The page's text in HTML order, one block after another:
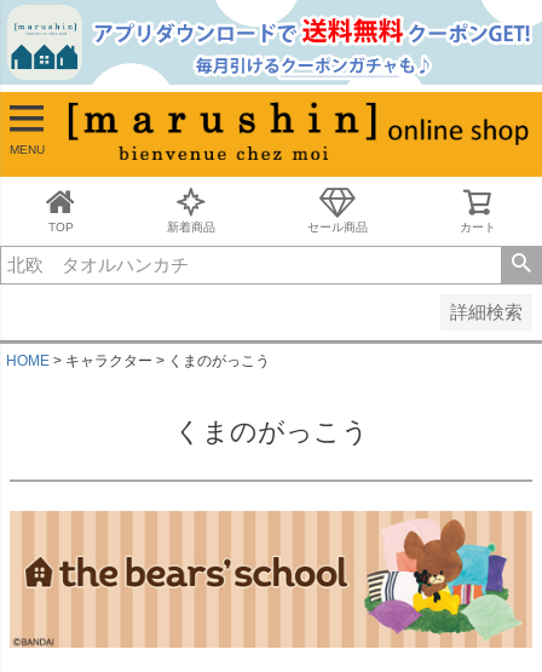
MENU
TOP 新着商品 セール商品 カート
詳細検索
並び順
新着順
古い順
価格が安い順
価格が高い順
キーワードヒット順
HOME キャラクター くまのがっこう
くまのがっこう